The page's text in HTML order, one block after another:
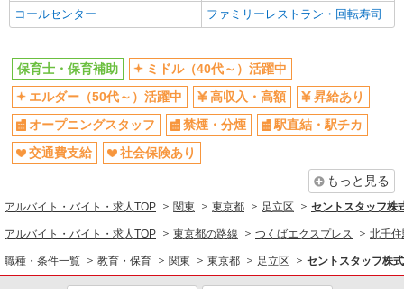
同じ特徴から求人を探す
交通費支給
社会保険あり
産休・育休取得実績あり
コールセンター
ファミリーレストラン・回転寿司
保育士・保育補助
ミドル（40代～）活躍中
エルダー（50代～）活躍中
高収入・高額
昇給あり
オープニングスタッフ
禁煙・分煙
駅直結・駅チカ
交通費支給
社会保険あり
もっと見る
アルバイト・バイト・求人TOP 関東 東京都 足立区 セントスタッフ
アルバイト・バイト・求人TOP 東京都の路線 つくばエクスプレス 北千
職種・条件一覧 教育・保育 関東 東京都 足立区 セントスタッフ株